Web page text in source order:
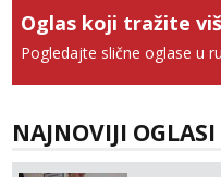
Razgovaram :)
tel:0,93€ -
Oglas koji tražite
Pogledajte slične oglase u
NAJNOVIJI OGLASI